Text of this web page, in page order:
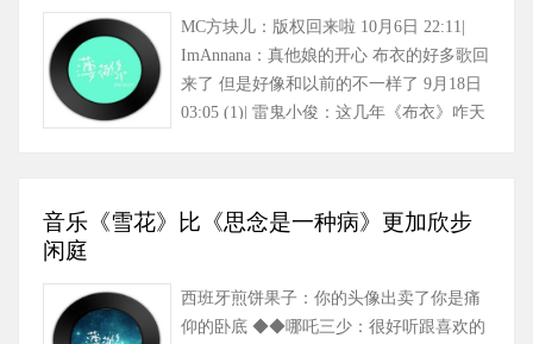
MC方块儿：版权回来啦 10月6日 22:11|
ImAnnana：真他娘的开心 布衣的好多歌回
来了 但是好像和以前的不一样了 9月18日
03:05 (1)| 雷鬼小俊：这几年《布衣》咋天
音乐《雪花》比《思念是一种病》更加欣步
闲庭
西班牙煎饼果子：你的头像出卖了你是痛
仰的卧底 ◆◆哪吒三少：很好听跟喜欢的